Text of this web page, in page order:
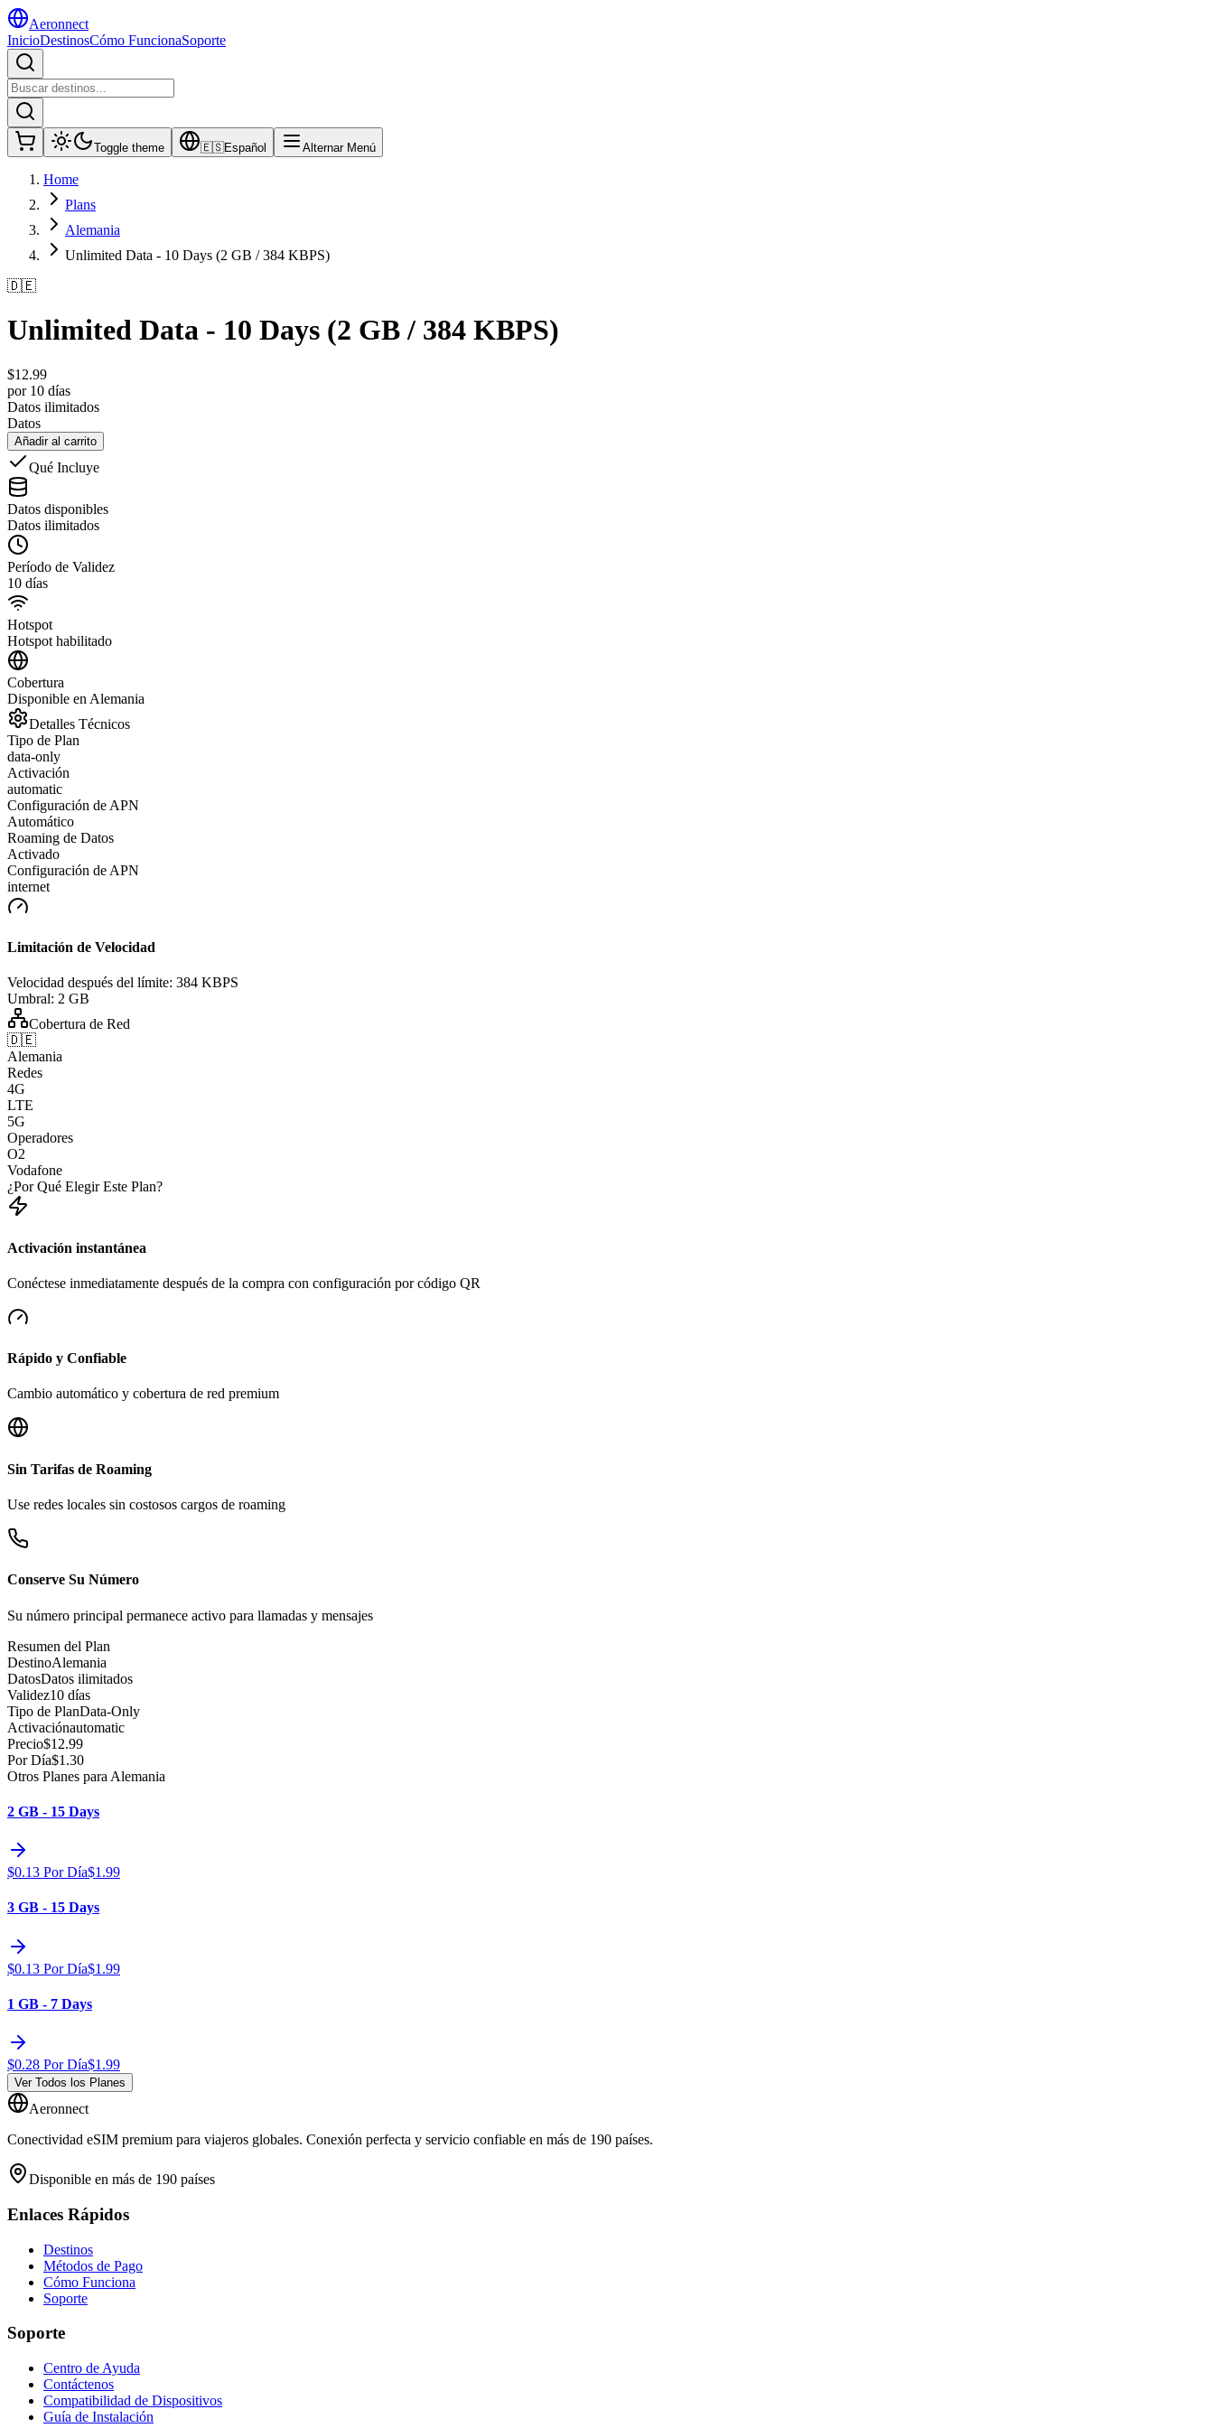
Aeronnect
InicioDestinosCómo FuncionaSoporte
Toggle theme 🇪🇸Español Alternar Menú
Home
Plans
Alemania
Unlimited Data - 10 Days (2 GB / 384 KBPS)
🇩🇪
Unlimited Data - 10 Days (2 GB / 384 KBPS)
$12.99
por 10 días
Datos ilimitados
Datos
Añadir al carrito
Qué Incluye
Datos disponibles
Datos ilimitados
Período de Validez
10 días
Hotspot
Hotspot habilitado
Cobertura
Disponible en Alemania
Detalles Técnicos
Tipo de Plan
data-only
Activación
automatic
Configuración de APN
Automático
Roaming de Datos
Activado
Configuración de APN
internet
Limitación de Velocidad
Velocidad después del límite: 384 KBPS
Umbral: 2 GB
Cobertura de Red
🇩🇪
Alemania
Redes
4G
LTE
5G
Operadores
O2
Vodafone
¿Por Qué Elegir Este Plan?
Activación instantánea
Conéctese inmediatamente después de la compra con configuración por código QR
Rápido y Confiable
Cambio automático y cobertura de red premium
Sin Tarifas de Roaming
Use redes locales sin costosos cargos de roaming
Conserve Su Número
Su número principal permanece activo para llamadas y mensajes
Resumen del Plan
DestinoAlemania
DatosDatos ilimitados
Validez10 días
Tipo de PlanData-Only
Activaciónautomatic
Precio$12.99
Por Día$1.30
Otros Planes para Alemania
2 GB - 15 Days
$0.13 Por Día$1.99
3 GB - 15 Days
$0.13 Por Día$1.99
1 GB - 7 Days
$0.28 Por Día$1.99
Ver Todos los Planes
Aeronnect
Conectividad eSIM premium para viajeros globales. Conexión perfecta y servicio confiable en más de 190 países.
Disponible en más de 190 países
Enlaces Rápidos
Destinos
Métodos de Pago
Cómo Funciona
Soporte
Soporte
Centro de Ayuda
Contáctenos
Compatibilidad de Dispositivos
Guía de Instalación